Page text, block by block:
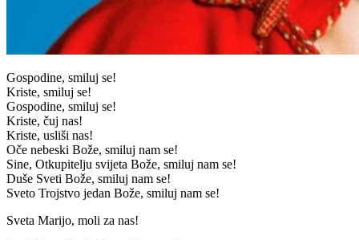
Gospodine, smiluj se!
Kriste, smiluj se!
Gospodine, smiluj se!
Kriste, čuj nas!
Kriste, usliši nas!
Oče nebeski Bože, smiluj nam se!
Sine, Otkupitelju svijeta Bože, smiluj nam se!
Duše Sveti Bože, smiluj nam se!
Sveto Trojstvo jedan Bože, smiluj nam se!
Sveta Marijo, moli za nas!